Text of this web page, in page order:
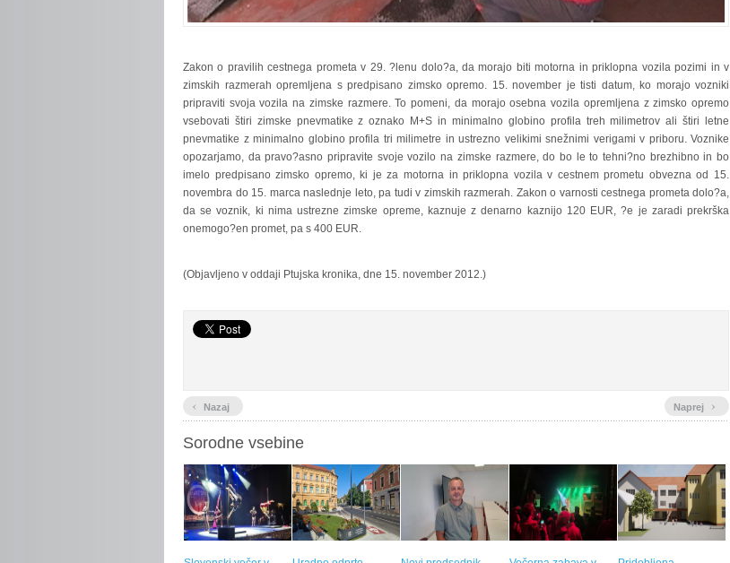
Zakono pravilih cestnega prometa v 29. ?lenu dolo?a, da morajo biti motorna in priklopna vozila pozimi in v
zimskih razmerah opremljena s predpisano zimsko opremo. 15. november je tisti datum, ko morajo vozniki
pripraviti svoja vozila na zimske razmere. To pomeni, da morajo osebna vozila opremljena z zimsko opremo
vsebovati štiri zimske pnevmatike z oznako M+S in minimalno globino profila treh milimetrov ali štiri letne
pnevmatike z minimalno globino profila tri milimetre in ustrezno velikimi snežnimi verigami v priboru. Voznike
opozarjamo, da pravo?asno pripravite svoje vozilo na zimske razmere, do bo le to tehni?no brezhibno in bo
imelo predpisano zimsko opremo, ki je za motorna in priklopna vozila v cestnem prometu obvezna od 15.
novembra do 15. marca naslednje leto, pa tudi v zimskih razmerah. Zakon o varnosti cestnega prometa dolo?a,
da se voznik, ki nima ustrezne zimske opreme, kaznuje z denarno kaznijo 120 EUR, ?e je zaradi prekrška
onemogo?en promet, pa s 400 EUR.
(Objavljeno v oddaji Ptujska kronika, dne 15. november 2012.)
‹ Nazaj Naprej ›
Sorodne vsebine